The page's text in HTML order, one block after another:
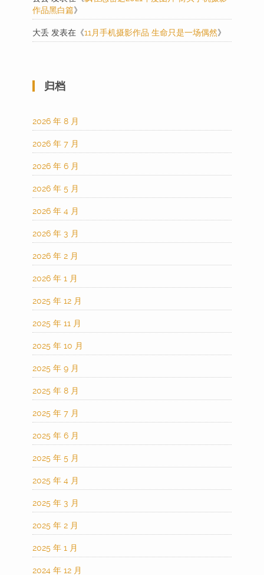
作品黑白篇》
大丢 发表在《11月手机摄影作品 生命只是一场偶然》
归档
2026 年 8 月
2026 年 7 月
2026 年 6 月
2026 年 5 月
2026 年 4 月
2026 年 3 月
2026 年 2 月
2026 年 1 月
2025 年 12 月
2025 年 11 月
2025 年 10 月
2025 年 9 月
2025 年 8 月
2025 年 7 月
2025 年 6 月
2025 年 5 月
2025 年 4 月
2025 年 3 月
2025 年 2 月
2025 年 1 月
2024 年 12 月